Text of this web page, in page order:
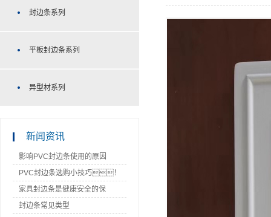
封边条系列
平板封边条系列
异型材系列
新闻资讯
影响PVC封边条使用的原因
PVC封边条选购小技巧！
家具封边条是健康安全的保
障！
封边条常见类型